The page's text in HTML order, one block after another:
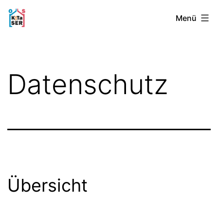
Zum
Inhalt
Kita-
Menü
Datenschutz
Übersicht